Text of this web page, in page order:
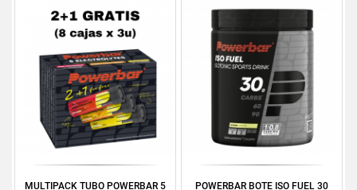
MULTIPACK TUBO POWERBAR 5
POWERBAR BOTE ISO FUEL 30